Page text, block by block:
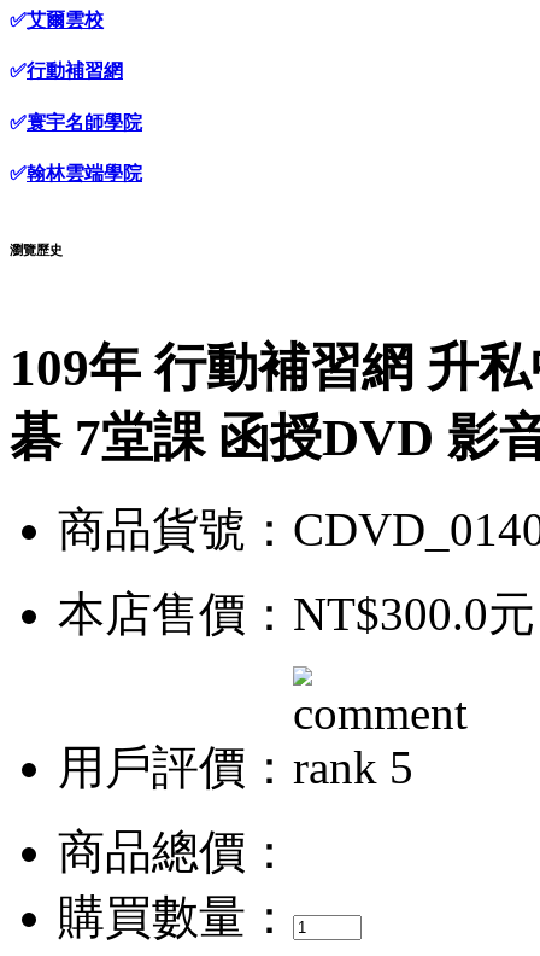
✅艾爾雲校
✅行動補習網
✅寰宇名師學院
✅翰林雲端學院
瀏覽歷史
109年 行動補習網 升
碁 7堂課 函授DVD 影
商品貨號：
本店售價： NT$300.0元
用戶評價：
商品總價：
購買數量：